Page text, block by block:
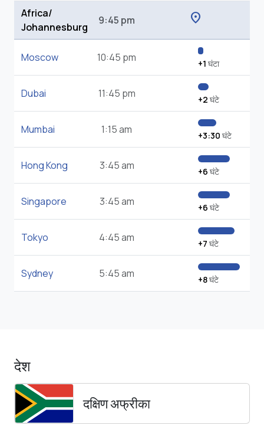
Africa/
Johannesburg
9:45 pm location_on
Moscow 10:45 pm +1 घंटा
Dubai 11:45 pm +2 घंटे
Mumbai 1:15 am +3:30 घंटे
Hong Kong 3:45 am +6 घंटे
Singapore 3:45 am +6 घंटे
Tokyo 4:45 am +7 घंटे
Sydney 5:45 am +8घंटे
देश
दक्षिण अफ्रीका